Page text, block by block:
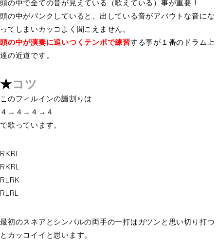
頭の中で全ての音が見えている（歌えている）事が重要！
頭の中がパンクしていると、出している音がアバウトな音にな
ってしまいカッコよく聞こえません。
頭の中が演奏に追いつくテンポで練習する事が１番のドラム上
達の近道です。
★コツ
このフィルインの譜割りは
４→４→４→４
で歌っています。
RKRL
RKRL
RLRK
RLRL
最初のスネアとシンバルの両手の一打はガツンと思い切り打つ
とカッコイイと思います。